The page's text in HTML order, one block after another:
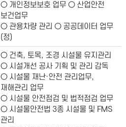
○ 개인정보보호 업무 ○ 산업안전
보건업무
○ 관용차량 관리 ○ 공공데이터 업무
(정)
○ 건축, 토목, 조경 시설물 유지관리
○ 시설개선 공사 기획 및 관리 감독
○ 시설물 재난·안전 관리업무,
재해관리 업무
○ 시설물 안전점검 및 법적점검 업무
○ 시설물안전법 3종 시설물 및 FMS
관리